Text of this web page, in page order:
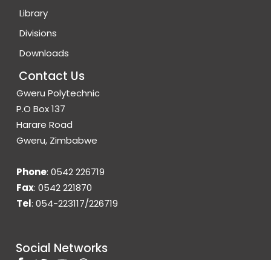
Library
Divisions
Downloads
Contact Us
Gweru Polytechnic
P.O Box 137
Harare Road
Gweru, Zimbabwe
Phone: 0542 226719
Fax: 0542 221870
Tel: 054-223117/226719
Social Networks